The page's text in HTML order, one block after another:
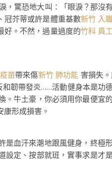
，驚恐地大叫：「眼淚？那沒
冠芥蒂或許是體重基數新竹 入
好。不然，過量過度的竹科 員
苗帶來傷新竹 肺功能 害損失
韌帶發炎……活動健身本是功
。牛土豪，你必須用你最便宜
形成損害。
是血汗來潮地跟風健身，終極
設定、按部就班，實事求是才